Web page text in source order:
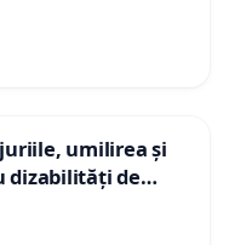
umilirea și
dizabilități de